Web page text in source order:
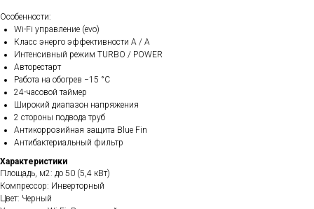
Особенности:
Wi-Fi управление (evo)
Класс энерго эффективности А / A
Интенсивный режим TURBO / POWER
Авторестарт
Работа на обогрев −15 °С
24-часовой таймер
Широкий диапазон напряжения
2 стороны подвода труб
Антикоррозийная защита Blue Fin
Антибактериальный фильтр
Характеристики
Площадь, м2: до 50 (5,4 кВт)
Компрессор: Инверторный
Цвет: Черный